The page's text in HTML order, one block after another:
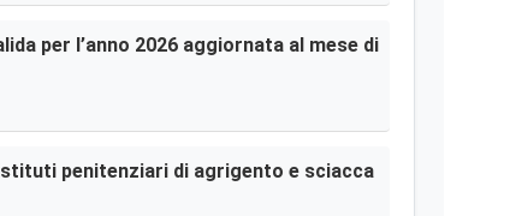
per l’anno 2026 aggiornata al mese di
penitenziari di agrigento e sciacca